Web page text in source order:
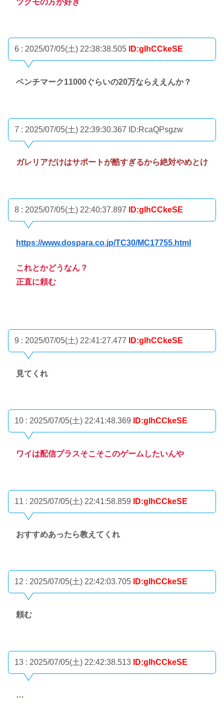
6 : 2025/07/05(土) 22:38:38.505 ID:gIhCCkeSE
ベンチマーク11000ぐらいの20万ならええんか？
7 : 2025/07/05(土) 22:39:30.367 ID:RcaQPsgzw
ガレリアだけはサポートが酷すぎるから絶対やめとけ
8 : 2025/07/05(土) 22:40:37.897 ID:gIhCCkeSE
https://www.dospara.co.jp/TC30/MC17755.html
これとかどうなん？
正直に頼む
9 : 2025/07/05(土) 22:41:27.477 ID:gIhCCkeSE
見てくれ
10 : 2025/07/05(土) 22:41:48.369 ID:gIhCCkeSE
ワイは配信プラスそこそこのゲームしたいんや
11 : 2025/07/05(土) 22:41:58.859 ID:gIhCCkeSE
おすすめあったら教えてくれ
12 : 2025/07/05(土) 22:42:03.705 ID:gIhCCkeSE
頼む
13 : 2025/07/05(土) 22:42:38.513 ID:gIhCCkeSE
…